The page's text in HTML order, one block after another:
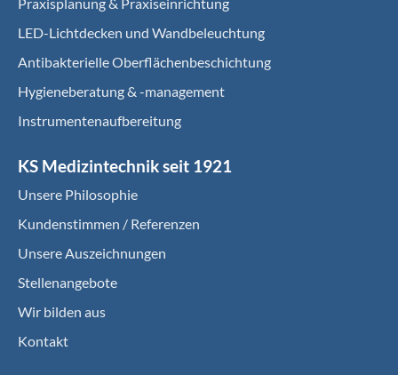
LED-Lichtdecken und Wandbeleuchtung
Antibakterielle Oberflächenbeschichtung
Hygieneberatung & -management
Instrumentenaufbereitung
KS Medizintechnik seit 1921
Unsere Philosophie
Kundenstimmen / Referenzen
Unsere Auszeichnungen
Stellenangebote
Wir bilden aus
Kontakt